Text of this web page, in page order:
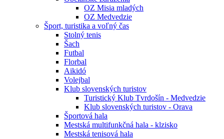
OZ Misia mladých
OZ Medvedzie
Šport, turistika a voľný čas
Stolný tenis
Šach
Futbal
Florbal
Aikidó
Volejbal
Klub slovenských turistov
Turistický Klub Tvrdošín - Medvedzie
Klub slovenských turistov - Orava
Športová hala
Mestská multifunkčná hala - klzisko
Mestská tenisová hala